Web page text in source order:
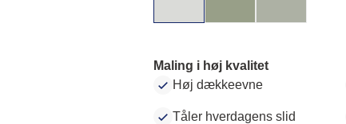
Maling i høj kvalitet
Høj dækkeevne
Tåler hverdagens slid